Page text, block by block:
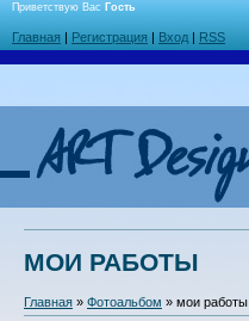
Приветствую Вас Гость
Главная | Регистрация | Вход | RSS
МОИ РАБОТЫ
Главная » Фотоальбом » мои работы